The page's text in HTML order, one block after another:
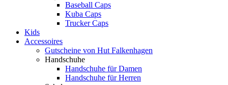
Baseball Caps
Kuba Caps
Trucker Caps
Kids
Accessoires
Gutscheine von Hut Falkenhagen
Handschuhe
Handschuhe für Damen
Handschuhe für Herren